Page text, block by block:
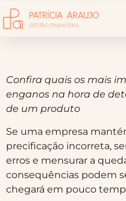
Confira quais os mais
enganos na hora de
de um produto
Se uma empresa
precificação incorreta,
erros e mensurar a
consequências podem
chegará em pouco